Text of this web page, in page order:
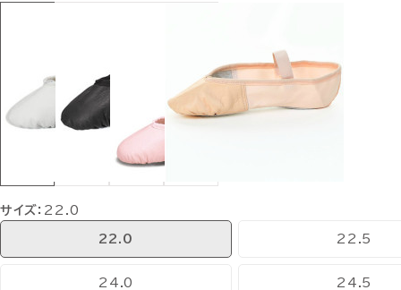
サイズ： 22.0
22.0 22.5
24.0 24.5